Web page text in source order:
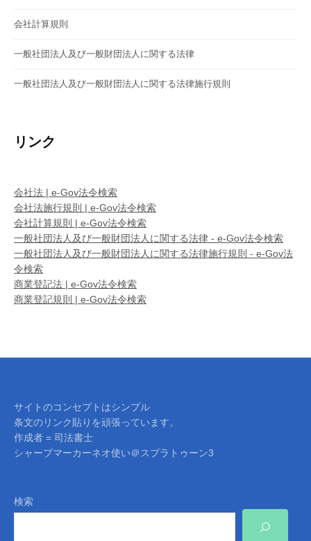
会社計算規則
一般社団法人及び一般財団法人に関する法律
一般社団法人及び一般財団法人に関する法律施行規則
リンク
会社法 | e-Gov法令検索
会社法施行規則 | e-Gov法令検索
会社計算規則 | e-Gov法令検索
一般社団法人及び一般財団法人に関する法律 - e-Gov法令検索
一般社団法人及び一般財団法人に関する法律施行規則 - e-Gov法
令検索
商業登記法 | e-Gov法令検索
商業登記規則 | e-Gov法令検索
サイトのコンセプトはシンプル
条文のリンク貼りを頑張っています。
作成者 = 司法書士
シャープマーカーネオ使い＠スプラトゥーン3
検索